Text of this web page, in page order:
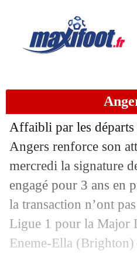
Affaibli par les
Angers renforce son
mercredi la signature
engagé pour 3 ans en
la transaction n’ont
Ligue 1 pour la Major
Eneme-Ella
Nantes :
29/06 Liverpool:
29/06 Man Utd: De
29/06 Nantes:
OM :
29/06 PSG: Galtier
29/06 PSV: Simons